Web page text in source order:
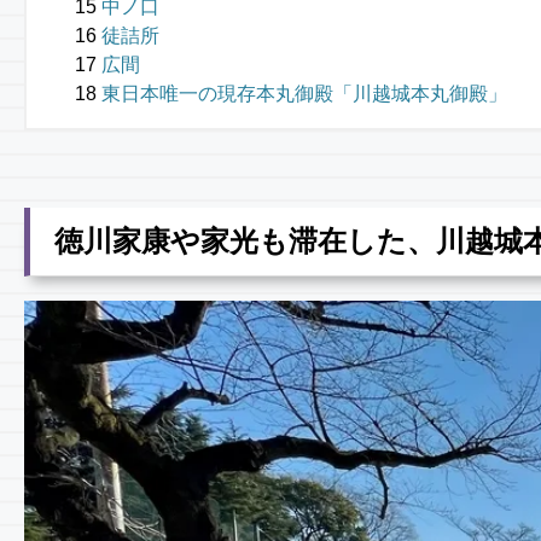
中ノ口
徒詰所
広間
東日本唯一の現存本丸御殿「川越城本丸御殿」
徳川家康や家光も滞在した、川越城